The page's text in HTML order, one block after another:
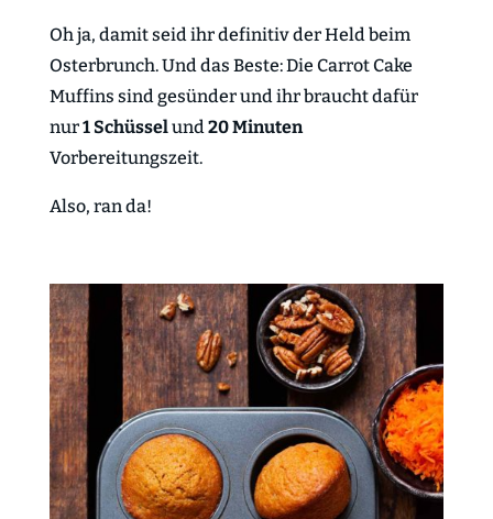
Oh ja, damit seid ihr definitiv der Held beim
Osterbrunch. Und das Beste: Die Carrot Cake
Muffins sind gesünder und ihr braucht dafür
nur1 Schüsselund 20 Minuten
Vorbereitungszeit.
Also, ran da!